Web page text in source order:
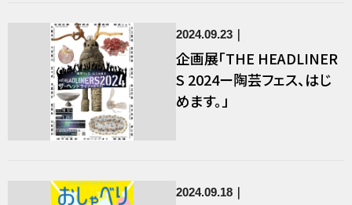
2024.09.23
企画展「THE HEADLINER
S 2024ー陶芸フェス、はじ
めます。」
2024.09.18